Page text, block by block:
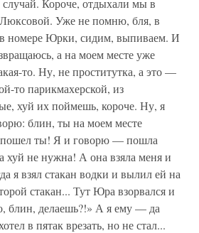
Короче, отдыхали мы в
Люксовой. Уже не помню, бля, в
номере Юрки, сидим, выпиваем. И
а на моем месте уже
то. Ну, не проститутка, а это —
то парикмахерской, из
хуй их поймешь, короче. Ну, я
блин, ты на моем месте
ты! Я и говорю — пошла
хуй не нужна! А она взяла меня и
я взял стакан водки и вылил ей на
стакан... Тут Юра взорвался и
блин, делаешь?!» А я ему — да
в пятак врезать, но не стал...